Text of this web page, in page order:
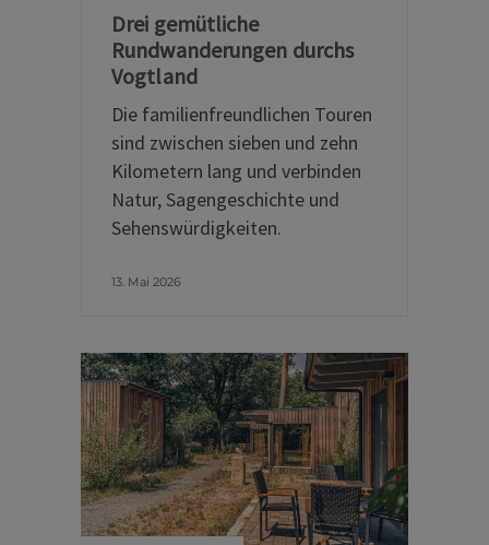
Drei gemütliche
Rundwanderungen durchs
Vogtland
Die familienfreundlichen Touren
sind zwischen sieben und zehn
Kilometern lang und verbinden
Natur, Sagengeschichte und
Sehenswürdigkeiten.
13. Mai 2026